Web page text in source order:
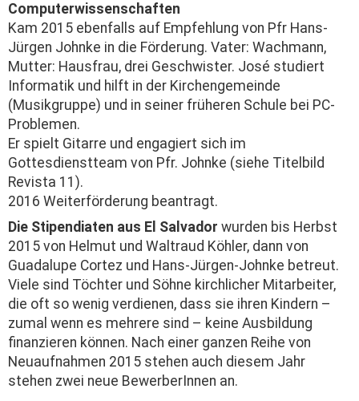
Computerwissenschaften
Kam 2015 ebenfalls auf Empfehlung von Pfr Hans-
Jürgen Johnke in die Förderung. Vater: Wachmann,
Mutter: Hausfrau, drei Geschwister. José studiert
Informatik und hilft in der Kirchengemeinde
(Musikgruppe) und in seiner früheren Schule bei PC-
Problemen.
Er spielt Gitarre und engagiert sich im
Gottesdienstteam von Pfr. Johnke (siehe Titelbild
Revista 11).
2016 Weiterförderung beantragt.
Die Stipendiaten aus El Salvador wurden bis Herbst
2015 von Helmut und Waltraud Köhler, dann von
Guadalupe Cortez und Hans-Jürgen-Johnke betreut.
Viele sind Töchter und Söhne kirchlicher Mitarbeiter,
die oft so wenig verdienen, dass sie ihren Kindern –
zumal wenn es mehrere sind – keine Ausbildung
finanzieren können. Nach einer ganzen Reihe von
Neuaufnahmen 2015 stehen auch diesem Jahr
stehen zwei neue BewerberInnen an.